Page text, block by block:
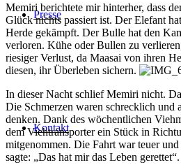
Presse
Kontakt
Memiri berichtete mir hinterher, dass
Glück nichts passiert ist. Der Elefant
Herde gekämpft. Der Bulle hat den
verloren. Kühe oder Bullen zu
riesiger Verlust, da Maasai von ihren
diesen, ihr Überleben sichern.
In dieser Nacht schlief Memiri nicht.
Die Schmerzen waren schrecklich und
denken. Dank des wöchentlichen
dem Viehtransporter ein Stück in
mitgenommen. Die Fahrt war teuer
sagte: „Das hat mir das Leben gerettet“.